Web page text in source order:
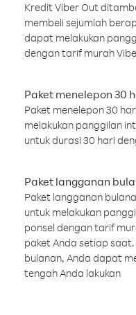
Kredit Viber Out
membeli sejumlah
dapat melakukan
dengan tarif murah
Paket menelepon 30
Paket menelepon 30
melakukan panggilan
untuk durasi 30 hari
Paket langganan
Paket langganan
untuk melakukan
ponsel dengan tarif
paket Anda setiap
bulanan, Anda dapat
tengah Anda lakukan